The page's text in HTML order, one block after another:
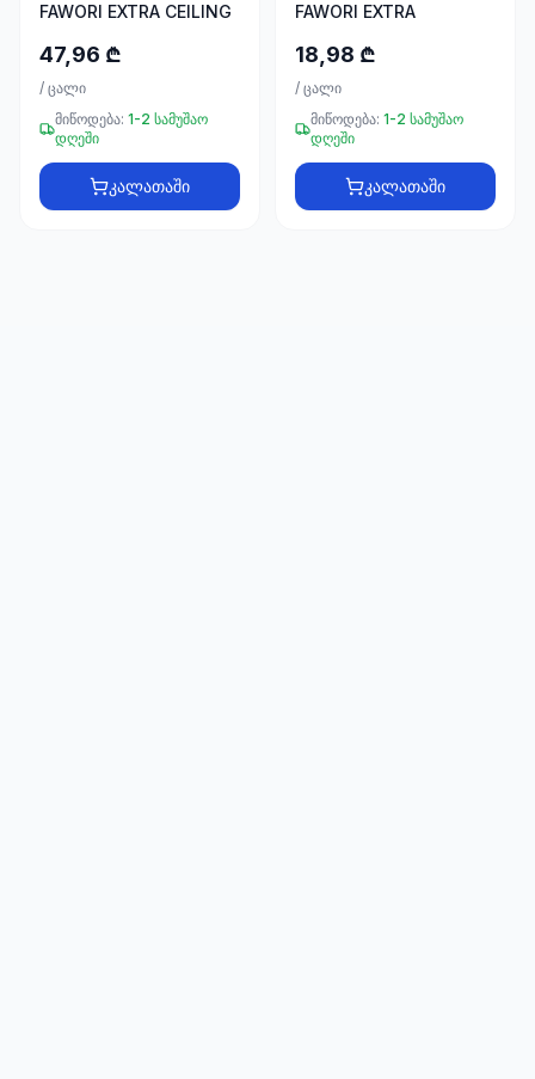
+995
23
66
33
FAWORI EXTRA CEILING
47,96 ₾
/ ცალი
მიწოდება: 1-2 სამუშაო
დღეში
კალათაში
FAWORI EXTRA
18,98 ₾
/ ცალი
მიწოდება: 1-2 სამუშაო
დღეში
კალათაში